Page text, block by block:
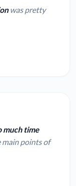
was pretty
much time
main points of